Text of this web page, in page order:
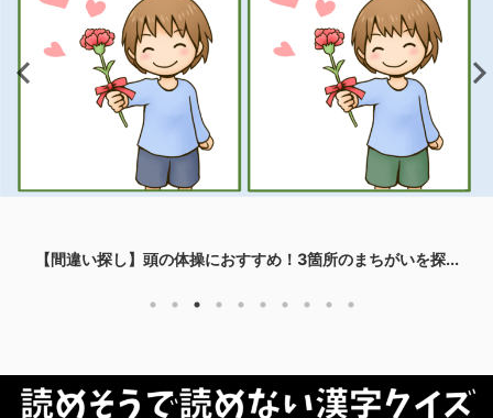
【間違い探し】頭の体操におすすめ！3箇所のまちがいを探...